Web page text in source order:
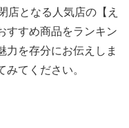
店となる人気店の【え
すすめ商品をランキン
力を存分にお伝えしま
てください。